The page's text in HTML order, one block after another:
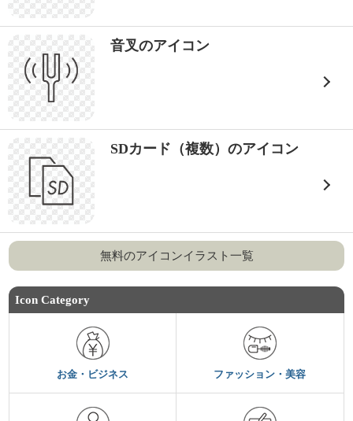
音叉のアイコン
SDカード（複数）のアイコン
無料のアイコンイラスト一覧
Icon Category
お金・ビジネス ファッション・美容